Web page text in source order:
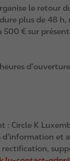
le retour
plus de 48
€ sur
Circle K
et
rectification,